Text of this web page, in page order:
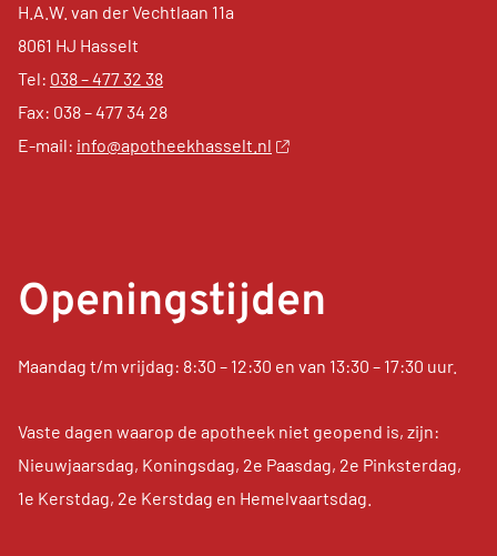
H.A.W. van der Vechtlaan 11a
8061 HJ Hasselt
Tel: 038 – 477 32 38
Fax: 038 – 477 34 28
E-mail: info@apotheekhasselt.nl
Openingstijden
Maandag t/m vrijdag: 8:30 – 12:30 en van 13:30 – 17:30 uur.
Vaste dagen waarop de apotheek niet geopend is, zijn:
Nieuwjaarsdag, Koningsdag, 2e Paasdag, 2e Pinksterdag,
1e Kerstdag, 2e Kerstdag en Hemelvaartsdag.